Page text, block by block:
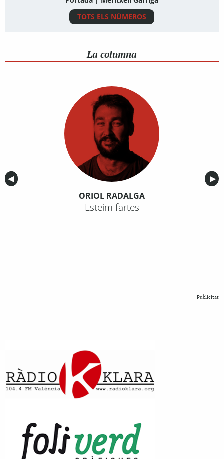
TOTS ELS NÚMEROS
La columna
Anterior
◀︎ ▶︎
ORIOL RADALGA
Esteim fartes
Publicitat